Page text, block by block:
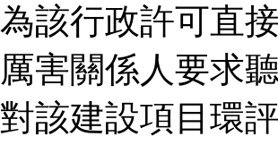
為該行政許可直
厲害關係人要求
對該建設項目環